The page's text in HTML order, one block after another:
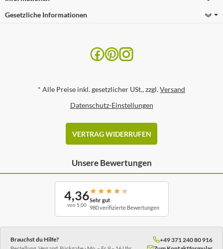
Gesetzliche Informationen
* Alle Preise inkl. gesetzlicher USt., zzgl.Versand
Datenschutz-Einstellungen
VERTRAG WIDERRUFEN
Unsere Bewertungen
4,36
von 5,00
★ ★ ★ ★ ★
Sehr gut
980 verifizierte Bewertungen
Brauchst du Hilfe?
+49 371 240 80 916